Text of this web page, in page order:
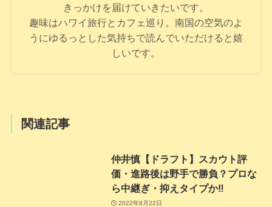
きっかけを届けていきたいです。
趣味はハワイ旅行とカフェ巡り。南国の空気のよ
うにゆるっとした気持ちで読んでいただけると嬉
しいです。
関連記事
仲井慎【ドラフト】スカウト評
価・進路後は野手で勝負？プロな
ら中継ぎ・抑えタイプか‼
2022年8月22日